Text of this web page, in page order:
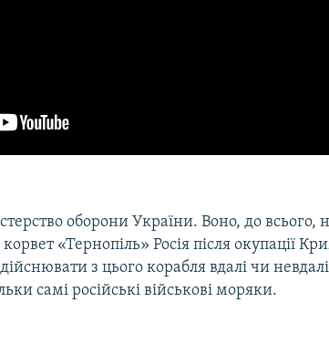
оборони України. Воно, до всього,
«Тернопіль» Росія після окупації
з цього корабля вдалі чи
самі російські військові моряки.